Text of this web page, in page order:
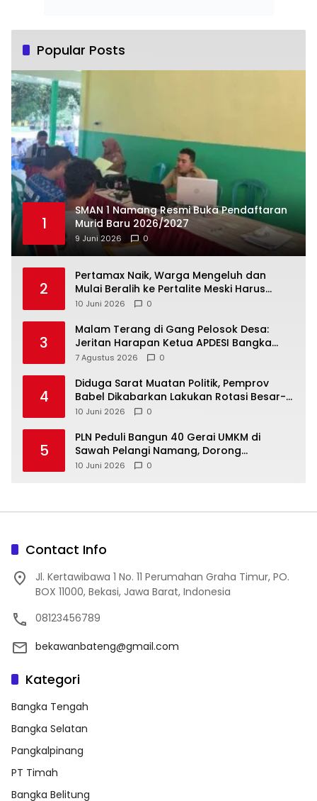
Popular Posts
1
SMAN 1 Namang Resmi Buka Pendaftaran
Murid Baru 2026/2027
9 Juni 2026 0
2
‎Pertamax Naik, Warga Mengeluh dan
Mulai Beralih ke Pertalite Meski Harus
10 Juni 2026 0
3
Malam Terang di Gang Pelosok Desa:
Jeritan Harapan Ketua APDESI Bangka
Tengah untuk PLN Babel
7 Agustus 2026 0
4
‎Diduga Sarat Muatan Politik, Pemprov
Babel Dikabarkan Lakukan Rotasi Besar-
10 Juni 2026 0
5
‎PLN Peduli Bangun 40 Gerai UMKM di
Sawah Pelangi Namang, Dorong
10 Juni 2026 0
Contact Info
Jl. Kertawibawa 1 No. 11 Perumahan Graha Timur, PO.
BOX 11000, Bekasi, Jawa Barat, Indonesia
08123456789
bekawanbateng@gmail.com
Kategori
Bangka Tengah
Bangka Selatan
Pangkalpinang
PT Timah
Bangka Belitung